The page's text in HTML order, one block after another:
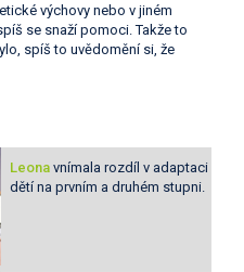
výchovy nebo v jiném
se snaží pomoci. Takže to
spíš to uvědomění si, že
Leona vnímala rozdíl v adaptaci
dětí na prvním a druhém stupni.